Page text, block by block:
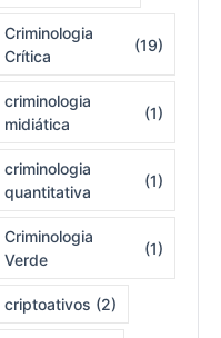
Criminologia
Crítica
(19)
criminologia
midiática
(1)
criminologia
quantitativa
(1)
Criminologia
Verde
(1)
criptoativos (2)